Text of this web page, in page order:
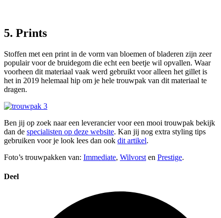
5. Prints
Stoffen met een print in de vorm van bloemen of bladeren zijn zeer
populair voor de bruidegom die echt een beetje wil opvallen. Waar
voorheen dit materiaal vaak werd gebruikt voor alleen het gillet is
het in 2019 helemaal hip om je hele trouwpak van dit materiaal te
dragen.
Ben jij op zoek naar een leverancier voor een mooi trouwpak bekijk
dan de specialisten op deze website. Kan jij nog extra styling tips
gebruiken voor je look lees dan ook dit artikel.
Foto’s trouwpakken van: Immediate, Wilvorst en Prestige.
Deel